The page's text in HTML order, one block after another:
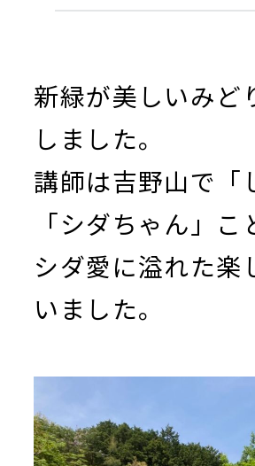
新緑が美しいみど
しました。
講師は吉野山で「
「シダちゃん」
シダ愛に溢れた楽
いました。